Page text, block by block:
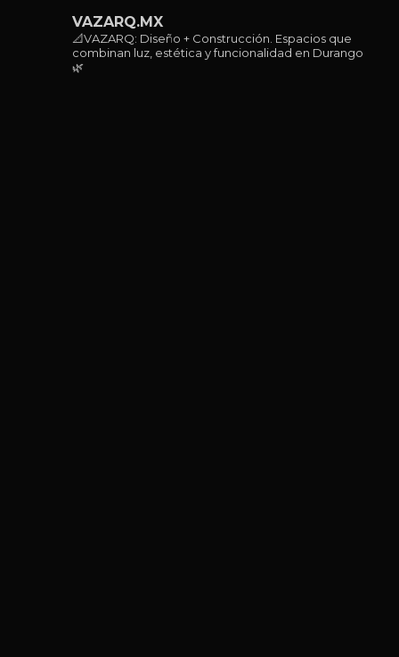
VAZARQ.MX
📐VAZARQ: Diseño + Construcción. Espacios que
combinan luz, estética y funcionalidad en Durango
🌿